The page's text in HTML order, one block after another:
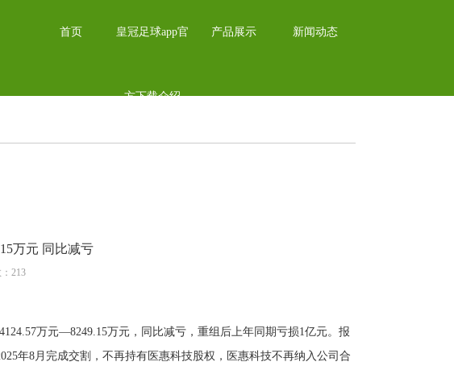
首页 皇冠足球app官
方下载介绍
产品展示 新闻动态
万元 同比减亏
213
万元—8249.15万元，同比减亏，重组后上年同期亏损1亿元。报
年8月完成交割，不再持有医惠科技股权，医惠科技不再纳入公司合